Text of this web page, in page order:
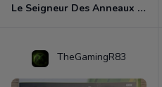
Le Seigneur Des Anneaux - L'âge Des Conquêtes Xbox 360
TheGamingR83